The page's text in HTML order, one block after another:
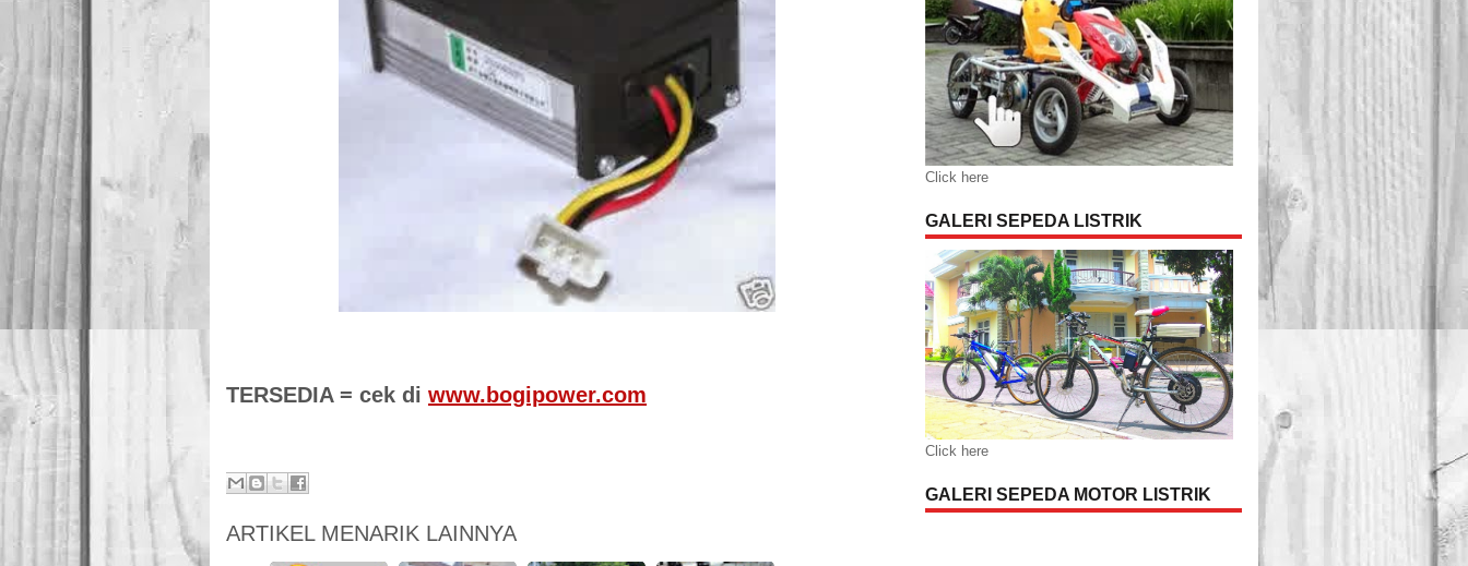
TERSEDIA = cek di www.bogipower.com
ARTIKEL MENARIK LAINNYA
Click here
GALERI SEPEDA LISTRIK
Click here
GALERI SEPEDA MOTOR LISTRIK